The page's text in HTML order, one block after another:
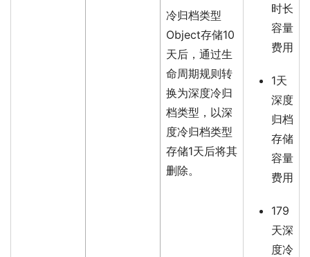
冷归档类型
Object存储10
天后，通过生
命周期规则转
换为深度冷归
档类型，以深
度冷归档类型
存储1天后将其
删除。
时长
容量
费用
1天
深度
归档
存储
容量
费用
179
天深
度冷